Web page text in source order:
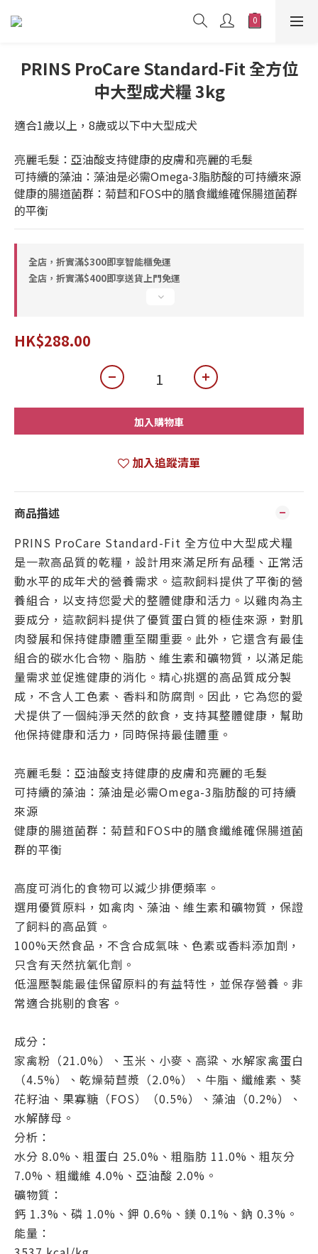
PRINS ProCare Standard-Fit 全方位
中大型成犬糧 3kg
適合1歲以上，8歲或以下中大型成犬
亮麗毛髮：亞油酸支持健康的皮膚和亮麗的毛髮
可持續的藻油：藻油是必需Omega-3脂肪酸的可持續來源
健康的腸道菌群：菊苣和FOS中的膳食纖維確保腸道菌群
的平衡
全店，折實滿$300即享智能櫃免運
全店，折實滿$400即享送貨上門免運
HK$288.00
加入購物車
加入追蹤清單
商品描述
PRINS ProCare Standard-Fit 全方位中大型成犬糧
是一款高品質的乾糧，設計用來滿足所有品種、正常活
動水平的成年犬的營養需求。這款飼料提供了平衡的營
養組合，以支持您愛犬的整體健康和活力。以雞肉為主
要成分，這款飼料提供了優質蛋白質的極佳來源，對肌
肉發展和保持健康體重至關重要。此外，它還含有最佳
組合的碳水化合物、脂肪、維生素和礦物質，以滿足能
量需求並促進健康的消化。精心挑選的高品質成分製
成，不含人工色素、香料和防腐劑。因此，它為您的愛
犬提供了一個純淨天然的飲食，支持其整體健康，幫助
他保持健康和活力，同時保持最佳體重。
亮麗毛髮：亞油酸支持健康的皮膚和亮麗的毛髮
可持續的藻油：藻油是必需Omega-3脂肪酸的可持續
來源
健康的腸道菌群：菊苣和FOS中的膳食纖維確保腸道菌
群的平衡
高度可消化的食物可以減少排便頻率。
選用優質原料，如禽肉、藻油、維生素和礦物質，保證
了飼料的高品質。
100%天然食品，不含合成氣味、色素或香料添加劑，
只含有天然抗氧化劑。
低溫壓製能最佳保留原料的有益特性，並保存營養。非
常適合挑剔的食客。
成分：
家禽粉（21.0%）、玉米、小麥、高粱、水解家禽蛋白
（4.5%）、乾燥菊苣漿（2.0%）、牛脂、纖維素、葵
花籽油、果寡糖（FOS）（0.5%）、藻油（0.2%）、
水解酵母。
分析：
水分 8.0%、粗蛋白 25.0%、粗脂肪 11.0%、粗灰分
7.0%、粗纖維 4.0%、亞油酸 2.0%。
礦物質：
鈣 1.3%、磷 1.0%、鉀 0.6%、鎂 0.1%、鈉 0.3%。
能量：